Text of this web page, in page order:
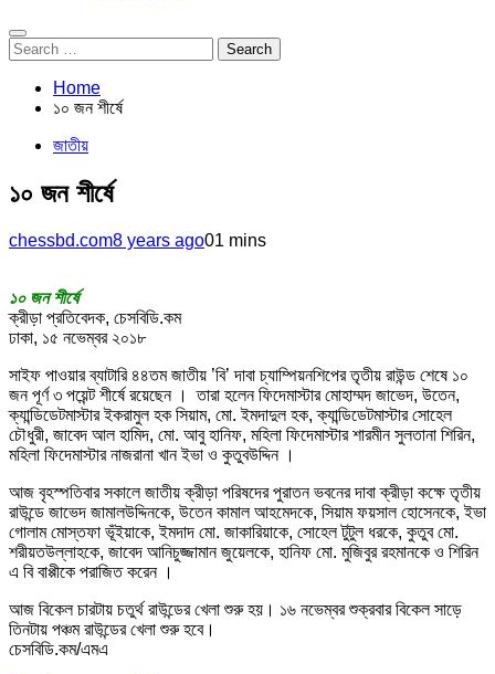
Search
for:
Home
১০ জন শীর্ষে
জাতীয়
১০ জন শীর্ষে
chessbd.com8 years ago01 mins
১০ জন শীর্ষে
ক্রীড়া প্রতিবেদক, চেসবিডি.কম
ঢাকা, ১৫ নভেম্বর ২০১৮
সাইফ পাওয়ার ব্যাটারি ৪৪তম জাতীয় ’বি’ দাবা চ্যাম্পিয়নশিপের তৃতীয় রাউন্ড শেষে ১০
জন পূর্ণ ৩ পয়েন্ট শীর্ষে রয়েছেন । তারা হলেন ফিদেমাস্টার মোহাম্মদ জাভেদ, উতেন,
ক্যান্ডিডেটমাস্টার ইকরামুল হক সিয়াম, মো. ইমদাদুল হক, ক্যান্ডিডেটমাস্টার সোহেল
চৌধুরী, জাবেদ আল হামিদ, মো. আবু হানিফ, মহিলা ফিদেমাস্টার শারমীন সুলতানা শিরিন,
মহিলা ফিদেমাস্টার নাজরানা খান ইভা ও কুতুবউদ্দিন ।
আজ বৃহস্পতিবার সকালে জাতীয় ক্রীড়া পরিষদের পুরাতন ভবনের দাবা ক্রীড়া কক্ষে তৃতীয়
রাউন্ডে জাভেদ জামালউদ্দিনকে, উতেন কামাল আহমেদকে, সিয়াম ফয়সাল হোসেনকে, ইভা
গোলাম মোস্তফা ভূঁইয়াকে, ইমদাদ মো. জাকারিয়াকে, সোহেল টুটুল ধরকে, কুতুব মো.
শরীয়তউল্লাহকে, জাবেদ আনিচুজ্জামান জুয়েলকে, হানিফ মো. মুজিবুর রহমানকে ও শিরিন
এ বি বাপ্পীকে পরাজিত করেন ।
আজ বিকেল চারটায় চতুর্থ রাউন্ডের খেলা শুরু হয়। ১৬ নভেম্বর শুক্রবার বিকেল সাড়ে
তিনটায় পঞ্চম রাউন্ডের খেলা শুরু হবে।
চেসবিডি.কম/এমএ